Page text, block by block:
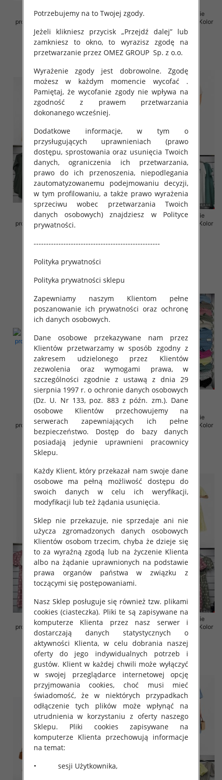
Spódnice damskie (Włoskie
produkt) Roz Standard, Mix Kolor
Paczka 5 szt
35.00 zł
szczegóły
Sukienki damskie (Włoskie
produkt) Roz Standard, Mix Kolor
Paczka 5 szt
35.00 zł
szczegóły
Sukienki damskie (Włoskie
produkt) Roz Standard, Mix Kolor
35.00 zł
szczegóły
Sukienki damskie (Włoskie
produkt) Roz Standard, Mix Kolor
35.00 zł
Sukienki damskie (Włoskie
produkt) Roz Standard, Mix Kolor
Paczka 5 szt
35.00 zł
Sukienki damskie (Włoskie
produkt) Roz Standard, Mix Kolor
Paczka 5 szt
36.00 zł
Sukienki damskie (Włoskie
produkt) Roz Standard, Mix Kolor
Paczka 5 szt
43.00 zł
szczegóły
Sukienki damskie (Włoskie
produkt) Roz Standard, Mix Kolor
Paczka 5 szt
43.00 zł
szczegóły
Potrzebujemy na to Twojej zgody.
Jeżeli klikniesz przycisk „Przejdź dalej” lub
zamkniesz to okno, to wyrazisz zgodę na
przetwarzanie przez OMEZ GROUP Sp. z o.o.
Wyrażenie zgody jest dobrowolne. Zgodę
możesz w każdym momencie wycofać .
Pamiętaj, że wycofanie zgody nie wpływa na
zgodność z prawem przetwarzania
dokonanego wcześniej.
Dodatkowe informacje, w tym o
przysługujących uprawnieniach (prawo
dostępu, sprostowania oraz usunięcia Twoich
danych, ograniczenia ich przetwarzania,
prawo do ich przenoszenia, niepodlegania
zautomatyzowanemu podejmowaniu decyzji,
w tym profilowaniu, a także prawo wyrażenia
sprzeciwu wobec przetwarzania Twoich
danych osobowych) znajdziesz w Polityce
prywatności.
---------------------------------------------------
Polityka prywatności
Polityka prywatności sklepu
Zapewniamy naszym Klientom pełne
poszanowanie ich prywatności oraz ochronę
ich danych osobowych.
Dane osobowe przekazywane nam przez
Klientów przetwarzamy w sposób zgodny z
zakresem udzielonego przez Klientów
zezwolenia oraz wymogami prawa, w
szczególności zgodnie z ustawą z dnia 29
sierpnia 1997 r. o ochronie danych osobowych
(Dz. U. Nr 133, poz. 883 z późn. zm.). Dane
osobowe Klientów przechowujemy na
serwerach zapewniających ich pełne
bezpieczeństwo. Dostęp do bazy danych
posiadają jedynie uprawnieni pracownicy
Sklepu.
Każdy Klient, który przekazał nam swoje dane
osobowe ma pełną możliwość dostępu do
swoich danych w celu ich weryfikacji,
modyfikacji lub też żądania usunięcia.
Sklep nie przekazuje, nie sprzedaje ani nie
użycza zgromadzonych danych osobowych
Klientów osobom trzecim, chyba że dzieje się
to za wyraźną zgodą lub na życzenie Klienta
albo na żądanie uprawnionych na podstawie
prawa organów państwa w związku z
toczącymi się postępowaniami.
Nasz Sklep posługuje się również tzw. plikami
cookies (ciasteczka). Pliki te są zapisywane na
komputerze Klienta przez nasz serwer i
dostarczają danych statystycznych o
aktywności Klienta, w celu dobrania naszej
oferty do jego indywidualnych potrzeb i
gustów. Klient w każdej chwili może wyłączyć
w swojej przeglądarce internetowej opcję
przyjmowania cookies, choć musi mieć
świadomość, że w niektórych przypadkach
odłączenie tych plików może wpłynąć na
utrudnienia w korzystaniu z oferty naszego
Sklepu. Pliki cookies zapisywane na
komputerze Klienta przechowują informacje
na temat:
• sesji Użytkownika,